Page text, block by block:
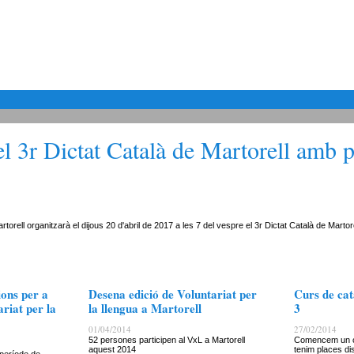
3r Dictat Català de Martorell amb
organitzarà el dijous 20 d'abril de 2017 a les 7 del vespre el 3r Dictat Català de
per a
per la
Desena edició de Voluntariat per
la llengua a Martorell
01/04/2014
52 persones participen al VxL a Martorell
aquest 2014
Curs de
3
27/02/2014
Comencem un
tenim places